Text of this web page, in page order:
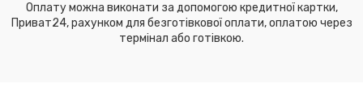
Оплату можна виконати за допомогою кредитної картки,
Приват24, рахунком для безготівкової оплати, оплатою через
термінал або готівкою.